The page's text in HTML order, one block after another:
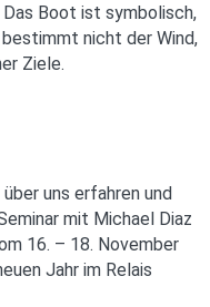
Boot ist symbolisch,
nicht der Wind,
Ziele.
uns erfahren und
mit Michael Diaz
16. – 18. November
Jahr im Relais